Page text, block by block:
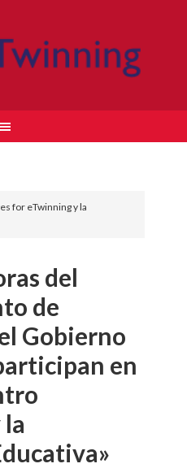
for eTwinning y la
del
de
Gobierno
en